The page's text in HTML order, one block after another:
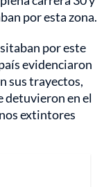
por esta zona.
por este
evidenciaron
sus trayectos,
detuvieron en el
extintores